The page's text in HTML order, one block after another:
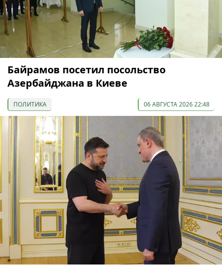
Байрамов посетил посольство
Азербайджана в Киеве
ПОЛИТИКА 06 АВГУСТА 2026 22:48